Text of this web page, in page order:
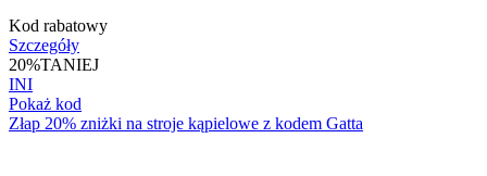
Kod rabatowy
Szczegóły
20%TANIEJ
INI
Pokaż kod
Złap 20% zniżki na stroje kąpielowe z kodem Gatta